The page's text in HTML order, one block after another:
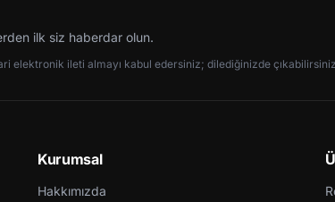
ilk siz haberdar olun.
elektronik ileti almayı kabul edersiniz; dilediğinizde
Kurumsal
Hakkımızda